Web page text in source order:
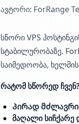
ავტორი: ForRange
სწორი VPS
სტაბილურობაზე.
საიმედოობა,
რატომ სწორედ
Პირად
მაღალი სიჩქარე